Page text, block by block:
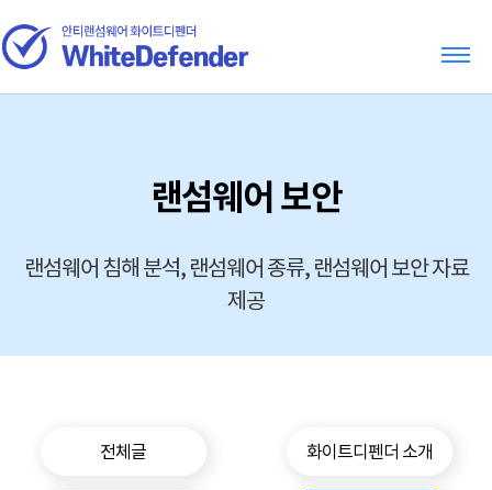
랜섬웨어 보안
랜섬웨어 침해 분석, 랜섬웨어 종류, 랜섬웨어 보안 자료
제공
전체글 화이트디펜더 소개